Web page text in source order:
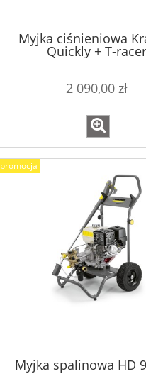
Myjka ciśnieniowa
Quickly + T-racer
2 090,00 zł
Myjka spalinowa HD
promocja